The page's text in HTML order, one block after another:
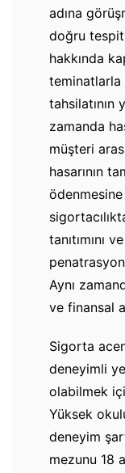
adına
doğru
hakkında
teminatlarla
tahsilatının
zamanda
müşteri
hasarının
tanıtımını
penatrasyon
Aynı
ve finansal
Sigorta
deneyimli
olabilmek
Yüksek
deneyim
mezunu 18